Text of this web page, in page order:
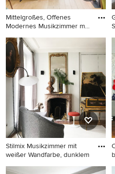
Mittelgroßes, Offenes
Modernes Musikzimmer mit
Mittelgroßes, Offenes
Modernes Musikzimmer mit
weißer Wandfarbe, hellem
Holzboden und
freistehendem TV in Rennes
Stilmix Musikzimmer mit
weißer Wandfarbe, dunklem
Stilmix Musikzimmer mit